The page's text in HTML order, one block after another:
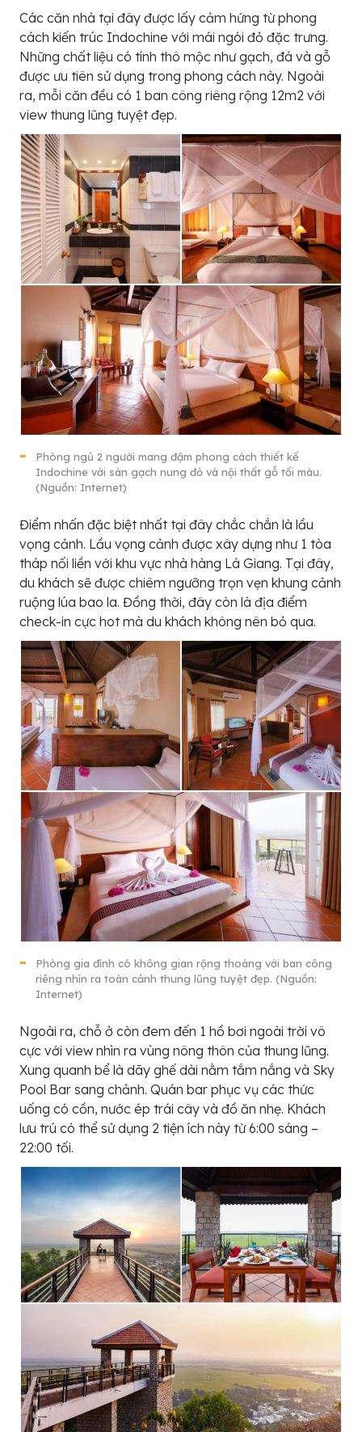
Các căn nhà tại đây được lấy cảm hứng từ phong
cách kiến trúc Indochine với mái ngói đỏ đặc trưng.
Những chất liệu có tính thô mộc như gạch, đá và gỗ
được ưu tiên sử dụng trong phong cách này. Ngoài
ra, mỗi căn đều có 1 ban công riêng rộng 12m2 với
view thung lũng tuyệt đẹp.
Phòng ngủ 2 người mang đậm phong cách thiết kế
Indochine với sàn gạch nung đỏ và nội thất gỗ tối màu.
(Nguồn: Internet)
Điểm nhấn đặc biệt nhất tại đây chắc chắn là lầu
vọng cảnh. Lầu vọng cảnh được xây dựng như 1 tòa
tháp nối liền với khu vực nhà hàng Lá Giang. Tại đây,
du khách sẽ được chiêm ngưỡng trọn vẹn khung cảnh
ruộng lúa bao la. Đồng thời, đây còn là địa điểm
check-in cực hot mà du khách không nên bỏ qua.
Phòng gia đình có không gian rộng thoáng với ban công
riêng nhìn ra toàn cảnh thung lũng tuyệt đẹp. (Nguồn:
Internet)
Ngoài ra, chỗ ở còn đem đến 1 hồ bơi ngoài trời vô
cực với view nhìn ra vùng nông thôn của thung lũng.
Xung quanh bể là dãy ghế dài nằm tắm nắng và Sky
Pool Bar sang chảnh. Quán bar phục vụ các thức
uống có cồn, nước ép trái cây và đồ ăn nhẹ. Khách
lưu trú có thể sử dụng 2 tiện ích này từ 6:00 sáng –
22:00 tối.